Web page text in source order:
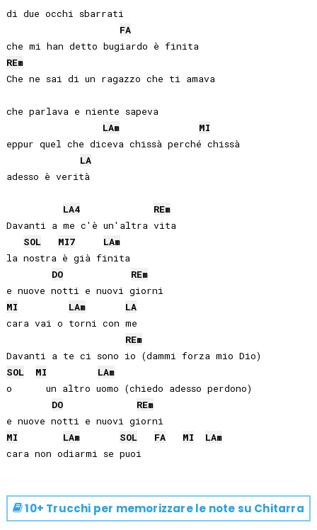
di due occhi sbarrati
FA
che mi han detto bugiardo è finita
REm
Che ne sai di un ragazzo che ti amava
che parlava e niente sapeva
LAm
MI
eppur quel che diceva chissà perché chissà
LA
adesso è verità
LA4 REm
Davanti a me c'è un'altra vita
SOL
MI7 LAm
la nostra è già finita
DO
REm
MI
LAm
LA
cara vai o torni con me
REm
SOL
MI LAm
o      un altro uomo (chiedo adesso perdono)
DO
REm
MI
LAm SOL FA MI LAm
10+ Trucchi per memorizzare le note su Chitarra